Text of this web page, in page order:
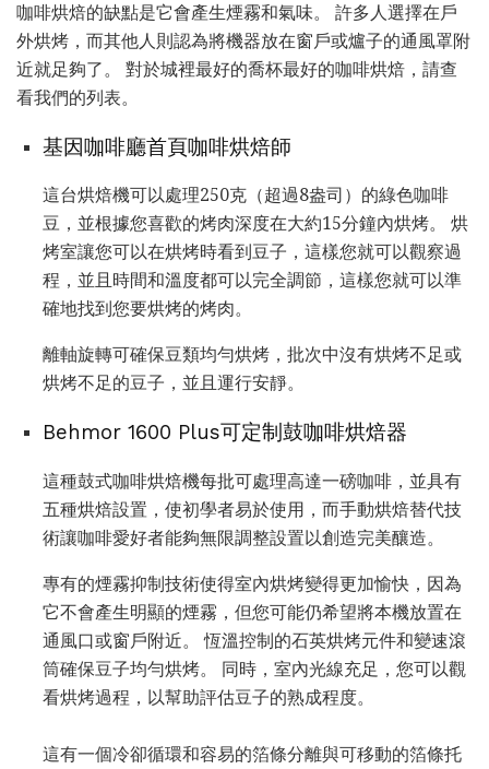
咖啡烘焙的缺點是它會產生煙霧和氣味。 許多人選擇在戶
外烘烤，而其他人則認為將機器放在窗戶或爐子的通風罩附
近就足夠了。 對於城裡最好的喬杯最好的咖啡烘焙，請查
看我們的列表。
基因咖啡廳首頁咖啡烘焙師
這台烘焙機可以處理250克（超過8盎司）的綠色咖啡
豆，並根據您喜歡的烤肉深度在大約15分鐘內烘烤。 烘
烤室讓您可以在烘烤時看到豆子，這樣您就可以觀察過
程，並且時間和溫度都可以完全調節，這樣您就可以準
確地找到您要烘烤的烤肉。
離軸旋轉可確保豆類均勻烘烤，批次中沒有烘烤不足或
烘烤不足的豆子，並且運行安靜。
Behmor 1600 Plus可定制鼓咖啡烘焙器
這種鼓式咖啡烘焙機每批可處理高達一磅咖啡，並具有
五種烘焙設置，使初學者易於使用，而手動烘焙替代技
術讓咖啡愛好者能夠無限調整設置以創造完美釀造。
專有的煙霧抑制技術使得室內烘烤變得更加愉快，因為
它不會產生明顯的煙霧，但您可能仍希望將本機放置在
通風口或窗戶附近。 恆溫控制的石英烘烤元件和變速滾
筒確保豆子均勻烘烤。 同時，室內光線充足，您可以觀
看烘烤過程，以幫助評估豆子的熟成程度。
這有一個冷卻循環和容易的箔條分離與可移動的箔條托